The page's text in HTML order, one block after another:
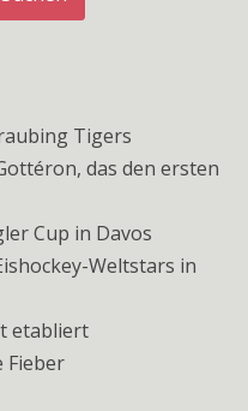
Tigers
das den ersten
Cup in Davos
Weltstars in
etabliert
Fieber